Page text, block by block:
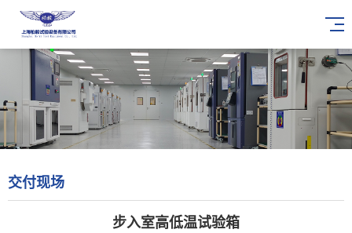
交付现场
步入室高低温试验箱